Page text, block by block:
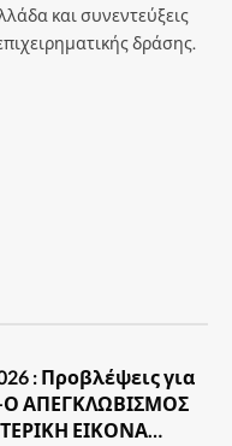
και συνεντεύξεις
δράσης.
: Προβλέψεις για
Ο ΑΠΕΓΚΛΩΒΙΣΜΟΣ
ΕΙΚΟΝΑ…